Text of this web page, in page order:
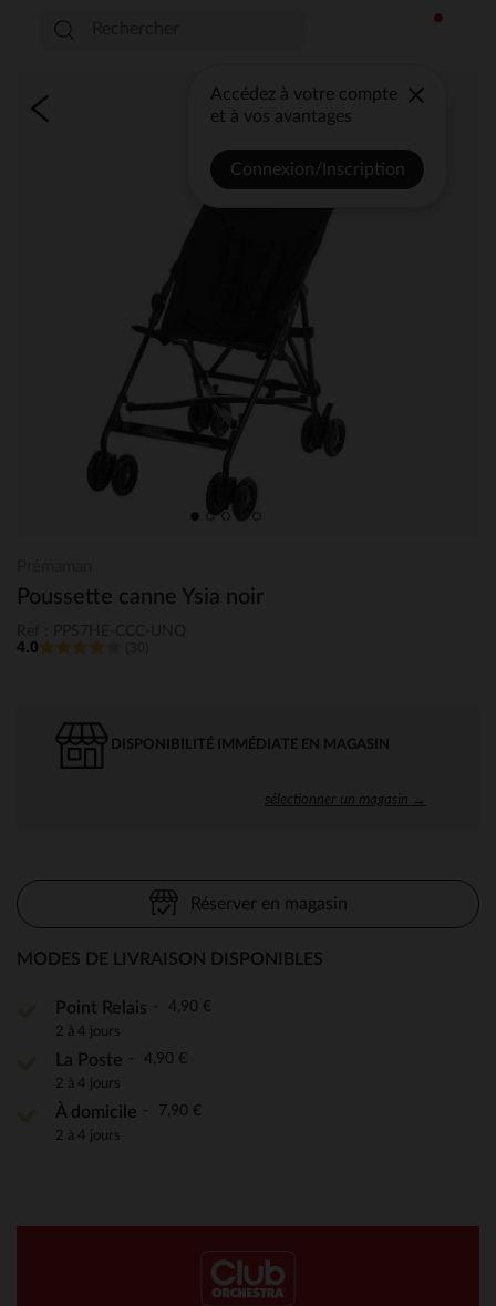
Accédez à votre compte
et à vos avantages
Connexion/Inscription
Poussette canne Ysia noir
4.0
DISPONIBILITÉ IMMÉDIATE EN MAGASIN
sélectionner un magasin →
Réserver en magasin
MODES DE LIVRAISON DISPONIBLES
Point Relais 4,90 €
2 à 4 jours
La Poste 4,90 €
2 à 4 jours
À domicile 7,90 €
2 à 4 jours